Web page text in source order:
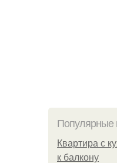
Популярные
Квартира с
к балкону